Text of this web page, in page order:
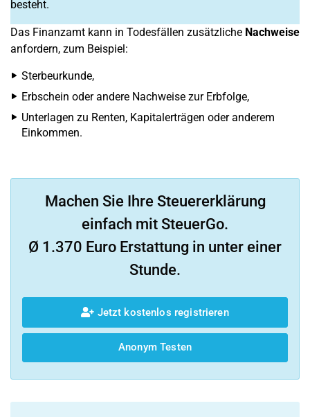
besteht.
Das Finanzamt kann in Todesfällen zusätzliche Nachweise
anfordern, zum Beispiel:
Sterbeurkunde,
Erbschein oder andere Nachweise zur Erbfolge,
Unterlagen zu Renten, Kapitalerträgen oder anderem
Einkommen.
Machen Sie Ihre Steuererklärung
einfach mit SteuerGo.
Ø 1.370 Euro Erstattung in unter einer
Stunde.
Jetzt kostenlos registrieren
Anonym Testen